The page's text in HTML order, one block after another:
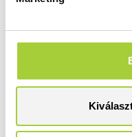
Padlóburkolatra